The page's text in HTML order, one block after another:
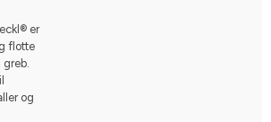
er
flotte
og